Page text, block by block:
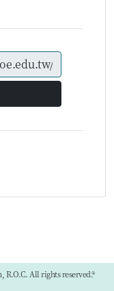
R.O.C. All rights reserved.®